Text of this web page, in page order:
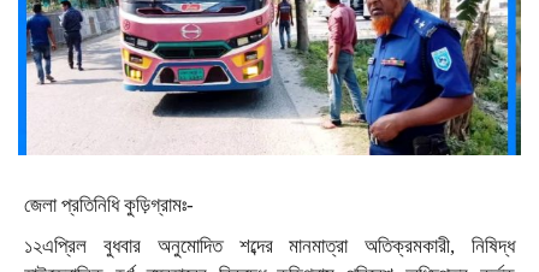
জেলা প্রতিনিধি কুড়িগ্রামঃ-
১২এপ্রিল বুধবার অনুমোদিত শব্দের মানমাত্রা অতিক্রমকারী, নিষিদ্ধ